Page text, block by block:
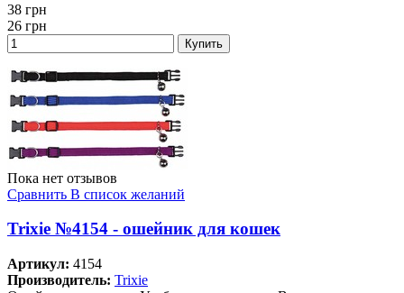
38 грн
26 грн
Купить
Пока нет отзывов
Сравнить В список желаний
Trixie №4154 - ошейник для кошек
Артикул: 4154
Производитель: Trixie